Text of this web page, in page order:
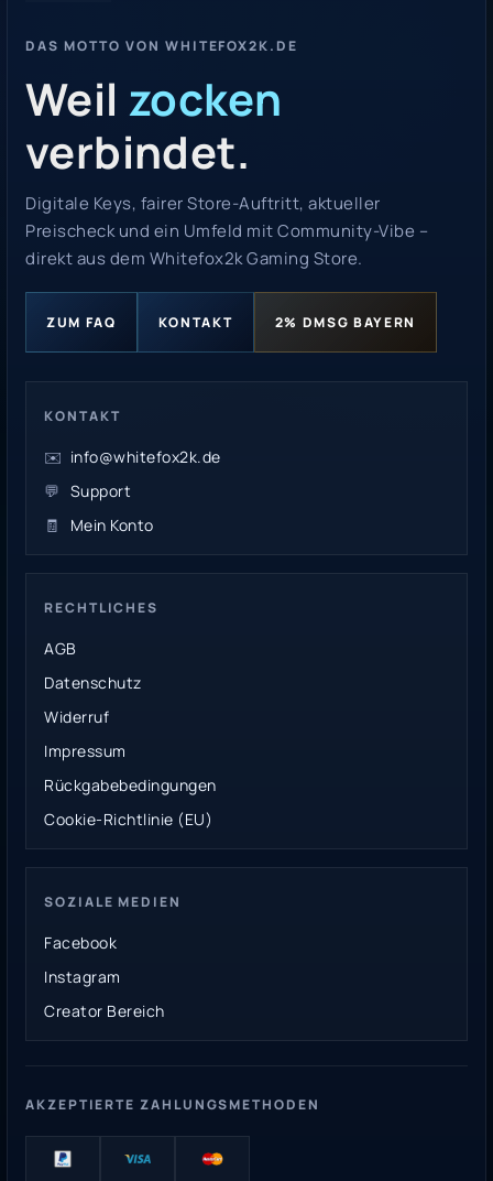
DAS MOTTO VON WHITEFOX2K.DE
Weil zocken
verbindet.
Digitale Keys, fairer Store-Auftritt, aktueller
Preischeck und ein Umfeld mit Community-Vibe –
direkt aus dem Whitefox2k Gaming Store.
ZUM FAQ KONTAKT 2% DMSG BAYERN
KONTAKT
✉️ info@whitefox2k.de
💬 Support
🧾
Mein Konto
RECHTLICHES
AGB
Datenschutz
Widerruf
Impressum
Rückgabebedingungen
Cookie-Richtlinie (EU)
SOZIALE MEDIEN
Facebook
Instagram
Creator Bereich
AKZEPTIERTE ZAHLUNGSMETHODEN